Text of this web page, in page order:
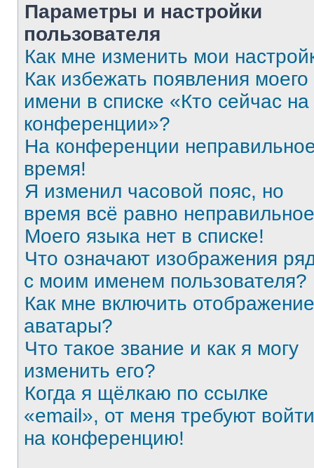
Параметры и настройки
пользователя
Как мне изменить мои
Как избежать появления моего
имени в списке «Кто сейчас на
конференции»?
На конференции
время!
Я изменил часовой пояс, но
время всё равно
Моего языка нет в списке!
Что означают изображения
с моим именем пользователя?
Как мне включить отображение
аватары?
Что такое звание и как я могу
изменить его?
Когда я щёлкаю по ссылке
«email», от меня требуют войти
на конференцию!